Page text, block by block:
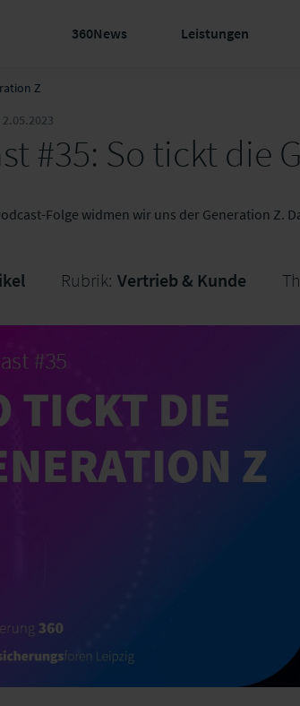
360News Leistungen
Z
2.05.2023
#35: So tickt die
Folge widmen wir uns der Generation Z.
Rubrik: Vertrieb & Kunde